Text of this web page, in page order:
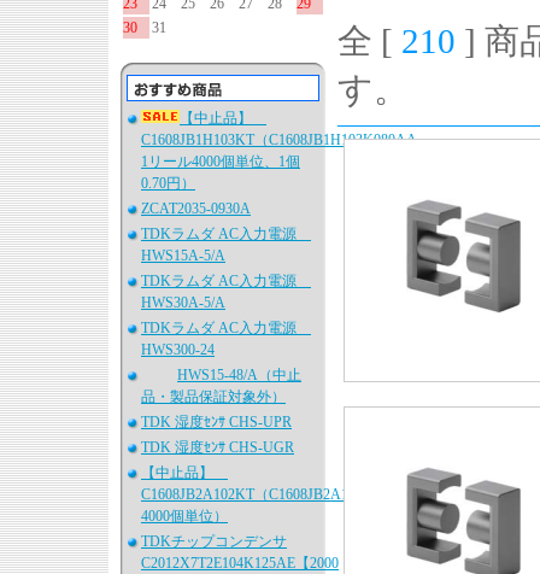
23
24 25 26 27 28
29
30
31
【中止品】
C1608JB1H103KT（C1608JB1H103K080AA、
1リール4000個単位、1個
0.70円）
ZCAT2035-0930A
TDKラムダ AC入力電源
HWS15A-5/A
TDKラムダ AC入力電源
HWS30A-5/A
TDKラムダ AC入力電源
HWS300-24
HWS15-48/A（中止
品・製品保証対象外）
TDK 湿度ｾﾝｻ CHS-UPR
TDK 湿度ｾﾝｻ CHS-UGR
【中止品】
C1608JB2A102KT（C1608JB2A102K080AA、
4000個単位）
TDKチップコンデンサ
C2012X7T2E104K125AE【2000
全 [ 210 ] 商
す。